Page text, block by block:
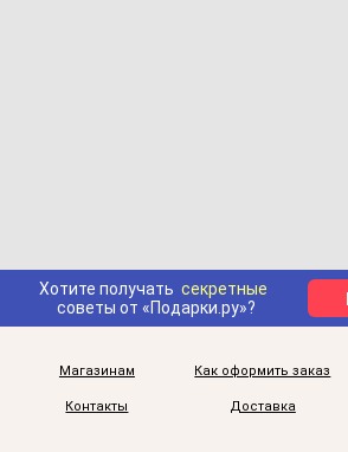
Хотите получать секретные
советы от «Подарки.ру»?
Магазинам Как оформить заказ
Контакты Доставка